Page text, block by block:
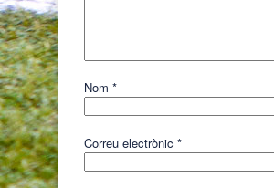
Nom *
Correu electrònic *